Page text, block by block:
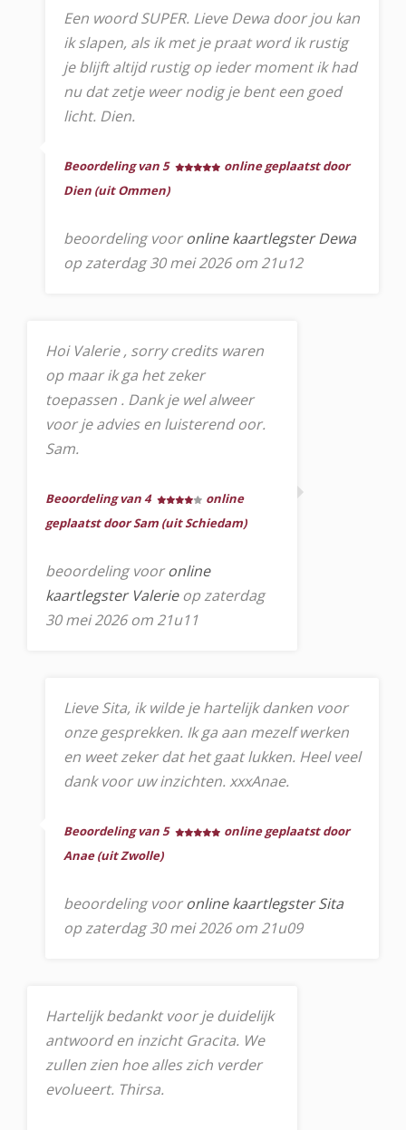
Een woord SUPER. Lieve Dewa door jou kan
ik slapen, als ik met je praat word ik rustig
je blijft altijd rustig op ieder moment ik had
nu dat zetje weer nodig je bent een goed
licht. Dien.
Beoordeling van 5
online geplaatst door
Dien (uit Ommen)
beoordeling vooronline kaartlegster Dewa
op zaterdag 30 mei 2026 om 21u12
Hoi Valerie , sorry credits waren
op maar ik ga het zeker
toepassen . Dank je wel alweer
voor je advies en luisterend oor.
Sam.
Beoordeling van 4
online
geplaatst door Sam (uit Schiedam)
beoordeling vooronline
kaartlegster Valerieop zaterdag
30 mei 2026 om 21u11
Lieve Sita, ik wilde je hartelijk danken voor
onze gesprekken. Ik ga aan mezelf werken
en weet zeker dat het gaat lukken. Heel veel
dank voor uw inzichten. xxxAnae.
Beoordeling van 5
online geplaatst door
Anae (uit Zwolle)
beoordeling vooronline kaartlegster Sita
op zaterdag 30 mei 2026 om 21u09
Hartelijk bedankt voor je duidelijk
antwoord en inzicht Gracita. We
zullen zien hoe alles zich verder
evolueert. Thirsa.